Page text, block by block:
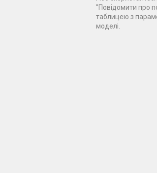
"Повідомити про
таблицею з
моделі.